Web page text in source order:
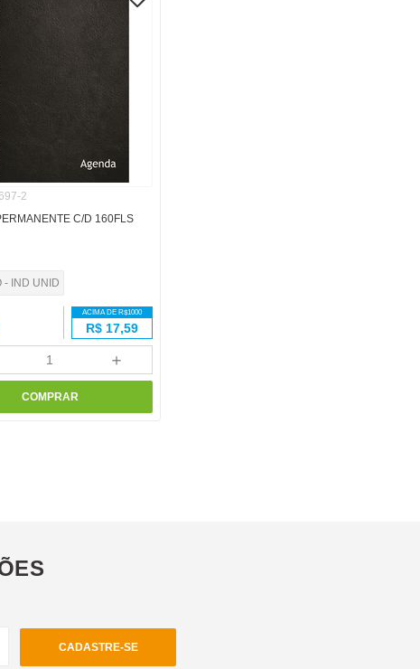
2
C/D 160FLS
- IND UNID
ACIMA DE R$1000
R$ 17,59
＋
COMPRAR
CADASTRE-SE